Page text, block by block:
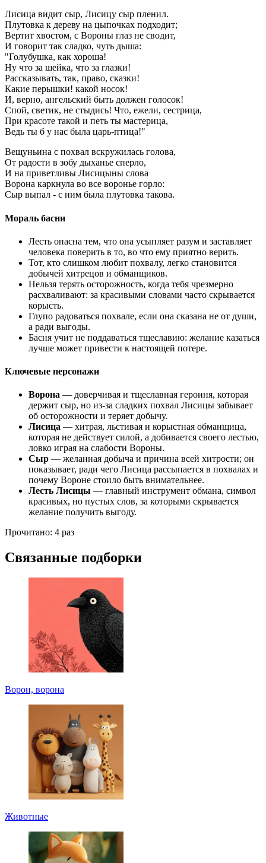
Лисица видит сыр, Лисицу сыр пленил.
Плутовка к дереву на цыпочках подходит;
Вертит хвостом, с Вороны глаз не сводит,
И говорит так сладко, чуть дыша:
"Голубушка, как хороша!
Ну что за шейка, что за глазки!
Рассказывать, так, право, сказки!
Какие перышки! какой носок!
И, верно, ангельский быть должен голосок!
Спой, светик, не стыдись! Что, ежели, сестрица,
При красоте такой и петь ты мастерица,
Ведь ты б у нас была царь-птица!"
Вещуньина с похвал вскружилась голова,
От радости в зобу дыханье сперло,
И на приветливы Лисицыны слова
Ворона каркнула во все воронье горло:
Сыр выпал - с ним была плутовка такова.
Мораль басни
Лесть опасна тем, что она усыпляет разум и заставляет
человека поверить в то, во что ему приятно верить.
Тот, кто слишком любит похвалу, легко становится
добычей хитрецов и обманщиков.
Нельзя терять осторожность, когда тебя чрезмерно
расхваливают: за красивыми словами часто скрывается
корысть.
Глупо радоваться похвале, если она сказана не от души,
а ради выгоды.
Басня учит не поддаваться тщеславию: желание казаться
лучше может привести к настоящей потере.
Ключевые персонажи
Ворона — доверчивая и тщеславная героиня, которая
держит сыр, но из-за сладких похвал Лисицы забывает
об осторожности и теряет добычу.
Лисица — хитрая, льстивая и корыстная обманщица,
которая не действует силой, а добивается своего лестью,
ловко играя на слабости Вороны.
Сыр — желанная добыча и причина всей хитрости; он
показывает, ради чего Лисица рассыпается в похвалах и
почему Вороне стоило быть внимательнее.
Лесть Лисицы — главный инструмент обмана, символ
красивых, но пустых слов, за которыми скрывается
желание получить выгоду.
Прочитано: 4 раз
Связанные подборки
Ворон, ворона
Животные